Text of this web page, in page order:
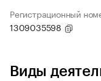
Регистрационный
1309035598
Виды